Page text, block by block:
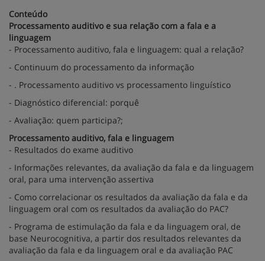
Conteúdo
Processamento auditivo e sua relação com a fala e a
linguagem
- Processamento auditivo, fala e linguagem: qual a relação?
- Continuum do processamento da informação
- . Processamento auditivo vs processamento linguístico
- Diagnóstico diferencial: porquê
- Avaliação: quem participa?;
Processamento auditivo, fala e linguagem
- Resultados do exame auditivo
- Informações relevantes, da avaliação da fala e da linguagem
oral, para uma intervenção assertiva
- Como correlacionar os resultados da avaliação da fala e da
linguagem oral com os resultados da avaliação do PAC?
- Programa de estimulação da fala e da linguagem oral, de
base Neurocognitiva, a partir dos resultados relevantes da
avaliação da fala e da linguagem oral e da avaliação PAC